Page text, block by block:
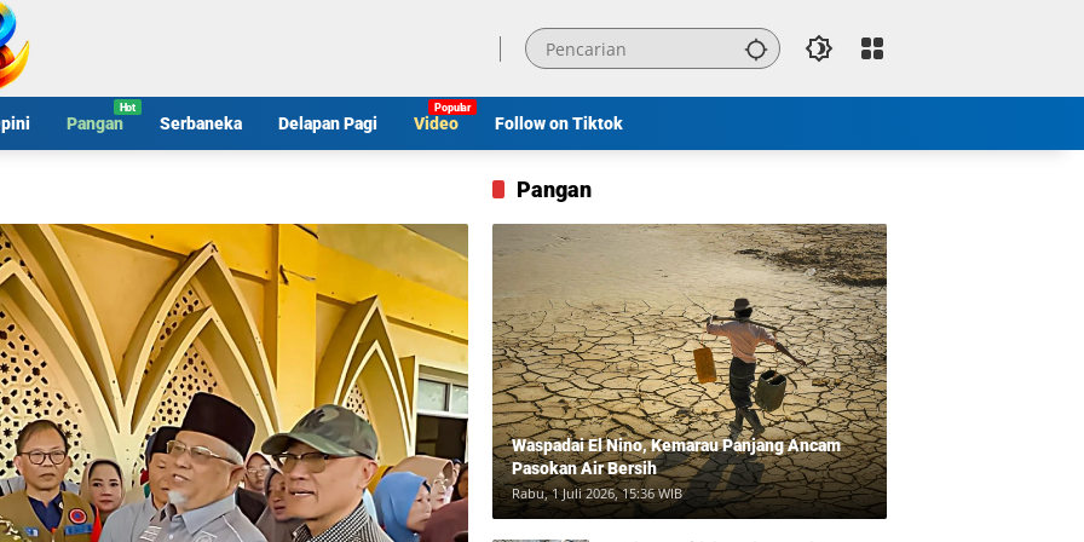
Pangan Serbaneka Delapan Pagi Video Follow on Tiktok
Pangan
Waspadai El Nino, Kemarau Panjang Ancam
Pasokan Air Bersih
Rabu, 1 Juli 2026, 15:36 WIB